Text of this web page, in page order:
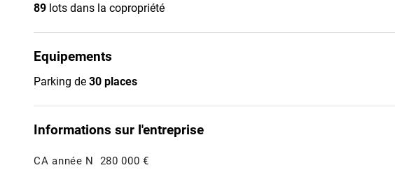
89 lots dans la copropriété
Equipements
Parking de 30 places
Informations sur l'entreprise
CA année N 280 000 €